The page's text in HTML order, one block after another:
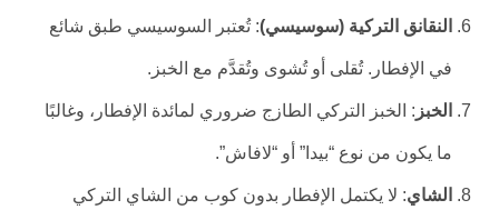
النقانق التركية (سوسيسي): تُعتبر السوسيسي طبق شائع
في الإفطار. تُقلى أو تُشوى وتُقدَّم مع الخبز.
الخبز : الخبز التركي الطازج ضروري لمائدة الإفطار، وغالبًا
ما يكون من نوع “بيدا” أو “لافاش”.
الشاي: لا يكتمل الإفطار بدون كوب من الشاي التركي